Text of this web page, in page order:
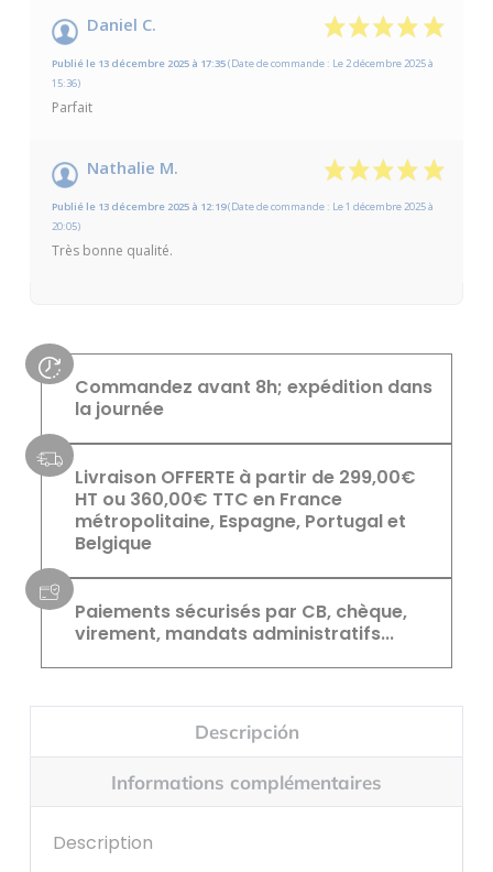
Daniel C.
Publié le 13 décembre 2025 à 17:35(Date de commande : Le 2 décembre 2025 à
15:36)
Parfait
Nathalie M.
Publié le 13 décembre 2025 à 12:19(Date de commande : Le 1 décembre 2025 à
20:05)
Très bonne qualité.
Commandez avant 8h; expédition dans
la journée
Livraison OFFERTE à partir de 299,00€
HT ou 360,00€ TTC en France
métropolitaine, Espagne, Portugal et
Belgique
Paiements sécurisés par CB, chèque,
virement, mandats administratifs...
Descripción
Informations complémentaires
Description